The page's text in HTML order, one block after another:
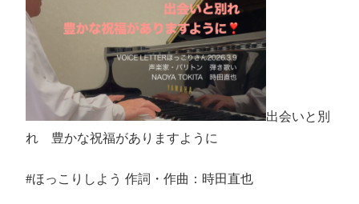
出会いと別
れ 豊かな祝福がありますように
#ほっこりしよう 作詞・作曲：時田直也